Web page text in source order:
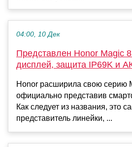
04:00, 10 Дек
Представлен Honor Magic
дисплей, защита IP69K и
Honor расширила свою серию
официально представив
Как следует из названия, это
представитель линейки, ...